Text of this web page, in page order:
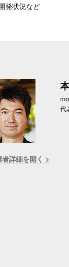
発状況など
代
者詳細を開く >